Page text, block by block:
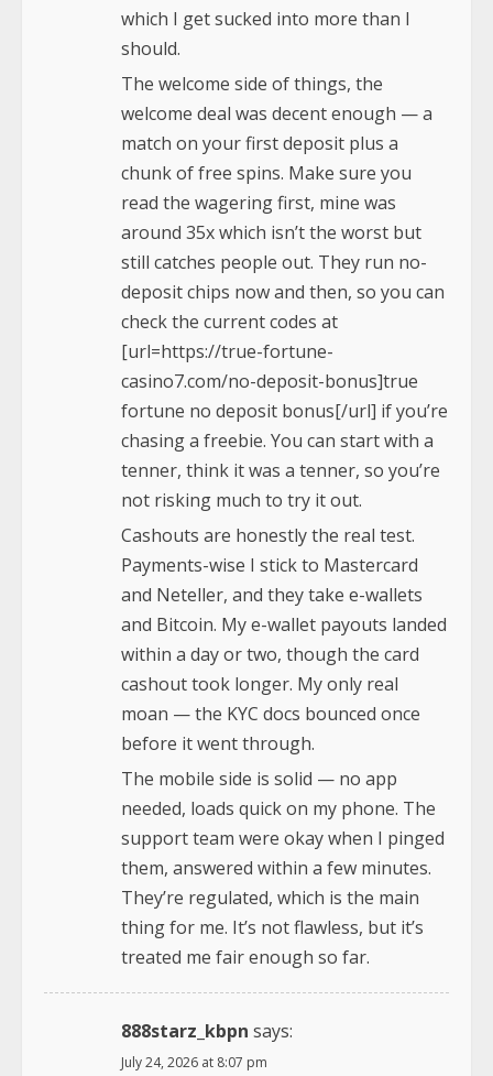
which I get sucked into more than I
should.
The welcome side of things, the
welcome deal was decent enough — a
match on your first deposit plus a
chunk of free spins. Make sure you
read the wagering first, mine was
around 35x which isn’t the worst but
still catches people out. They run no-
deposit chips now and then, so you can
check the current codes at
[url=https://true-fortune-
casino7.com/no-deposit-bonus]true
fortune no deposit bonus[/url] if you’re
chasing a freebie. You can start with a
tenner, think it was a tenner, so you’re
not risking much to try it out.
Cashouts are honestly the real test.
Payments-wise I stick to Mastercard
and Neteller, and they take e-wallets
and Bitcoin. My e-wallet payouts landed
within a day or two, though the card
cashout took longer. My only real
moan — the KYC docs bounced once
before it went through.
The mobile side is solid — no app
needed, loads quick on my phone. The
support team were okay when I pinged
them, answered within a few minutes.
They’re regulated, which is the main
thing for me. It’s not flawless, but it’s
treated me fair enough so far.
888starz_kbpn says:
July 24, 2026 at 8:07 pm